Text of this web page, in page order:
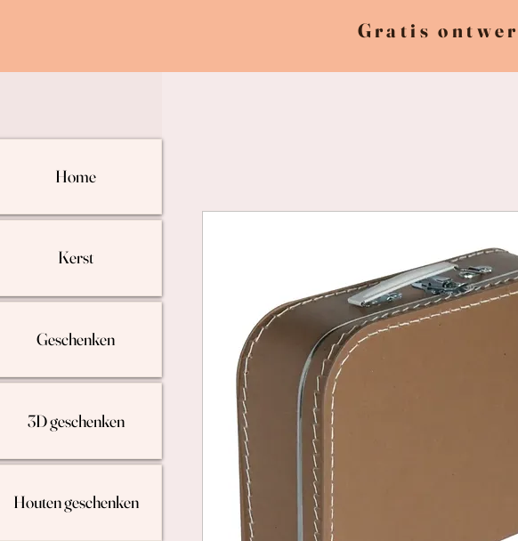
Gratis
Home
Kerst
Geschenken
3D geschenken
Houten geschenken